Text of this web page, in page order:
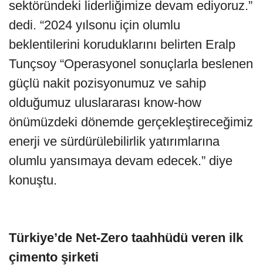
sektöründeki liderliğimize devam ediyoruz.”
dedi. “2024 yılsonu için olumlu
beklentilerini koruduklarını belirten Eralp
Tunçsoy “Operasyonel sonuçlarla beslenen
güçlü nakit pozisyonumuz ve sahip
olduğumuz uluslararası know-how
önümüzdeki dönemde gerçekleştireceğimiz
enerji ve sürdürülebilirlik yatırımlarına
olumlu yansımaya devam edecek.” diye
konuştu.
Türkiye’de Net-Zero taahhüdü veren ilk
çimento şirketi